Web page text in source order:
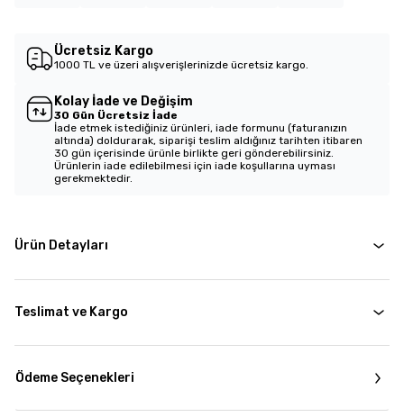
Ücretsiz Kargo
1000 TL ve üzeri alışverişlerinizde ücretsiz kargo.
Kolay İade ve Değişim
30 Gün Ücretsiz İade
İade etmek istediğiniz ürünleri, iade formunu (faturanızın
altında) doldurarak, siparişi teslim aldığınız tarihten itibaren
30 gün içerisinde ürünle birlikte geri gönderebilirsiniz.
Ürünlerin iade edilebilmesi için iade koşullarına uyması
gerekmektedir.
Ürün Detayları
Teslimat ve Kargo
Ödeme Seçenekleri